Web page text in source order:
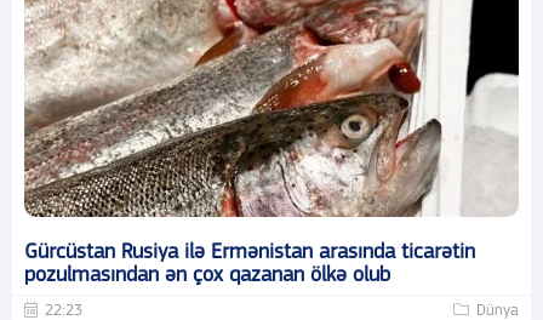
Gürcüstan Rusiya ilə Ermənistan arasında ticarətin
pozulmasından ən çox qazanan ölkə olub
22:23 Dünya